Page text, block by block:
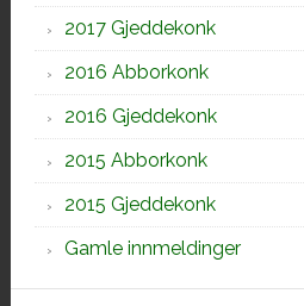
2017 Gjeddekonk
2016 Abborkonk
2016 Gjeddekonk
2015 Abborkonk
2015 Gjeddekonk
Gamle innmeldinger